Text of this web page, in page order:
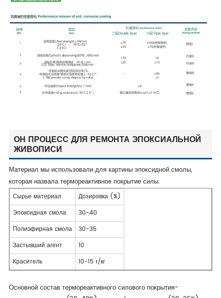
ОН ПРОЦЕСС ДЛЯ РЕМОНТА ЭПОКСИАЛЬНОЙ
ЖИВОПИСИ
Материал мы использовали для картины эпоксидной смолы,
которая назвала термореактивное покрытие силы.
Сырье материал
Дозировка (%)
Эпоксидная смола
30-40
Полиэфирная смола
30-35
Застывший агент
10
Краситель
10-15 г/кг
Основной состав термореактивного силового покрытия-